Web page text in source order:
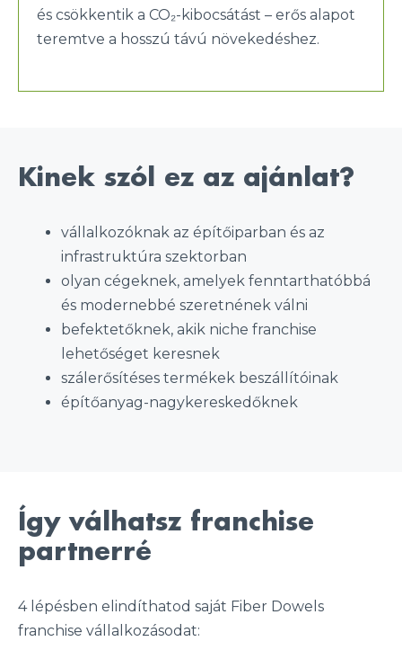
és csökkentik a CO₂-kibocsátást – erős alapot
teremtve a hosszú távú növekedéshez.
Kinek szól ez az ajánlat?
vállalkozóknak az építőiparban és az
infrastruktúra szektorban
olyan cégeknek, amelyek fenntarthatóbbá
és modernebbé szeretnének válni
befektetőknek, akik niche franchise
lehetőséget keresnek
szálerősítéses termékek beszállítóinak
építőanyag-nagykereskedőknek
Így válhatsz franchise
partnerré
4 lépésben elindíthatod saját Fiber Dowels
franchise vállalkozásodat: